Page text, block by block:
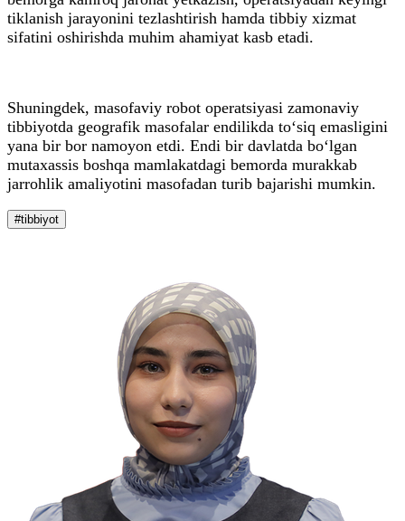
tiklanish jarayonini tezlashtirish hamda tibbiy xizmat
sifatini oshirishda muhim ahamiyat kasb etadi.
Shuningdek, masofaviy robot operatsiyasi zamonaviy
tibbiyotda geografik masofalar endilikda to‘siq emasligini
yana bir bor namoyon etdi. Endi bir davlatda bo‘lgan
mutaxassis boshqa mamlakatdagi bemorda murakkab
jarrohlik amaliyotini masofadan turib bajarishi mumkin.
#tibbiyot